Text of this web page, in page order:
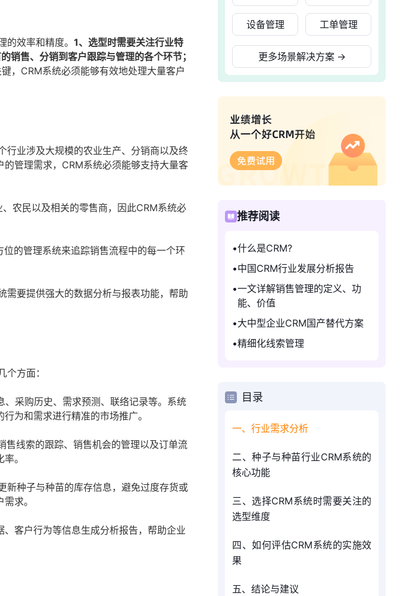
效率和精度。 1、选型时需要关注行业特
销售、分销到客户跟踪与管理的各个环节；
，CRM系统必须能够有效地处理大量客户
行业涉及大规模的农业生产、分销商以及终
管理需求，CRM系统必须能够支持大量客
农民以及相关的零售商，因此CRM系统必
的管理系统来追踪销售流程中的每一个环
需要提供强大的数据分析与报表功能，帮助
方面：
采购历史、需求预测、联络记录等。系统
为和需求进行精准的市场推广。
售线索的跟踪、销售机会的管理以及订单流
。
新种子与种苗的库存信息，避免过度存货或
求。
客户行为等信息生成分析报告，帮助企业
设备管理 工单管理
更多场景解决方案 →
推荐阅读
什么是CRM?
中国CRM行业发展分析报告
一文详解销售管理的定义、功
能、价值
大中型企业CRM国产替代方案
精细化线索管理
目录
一、行业需求分析
二、种子与种苗行业CRM系统的
核心功能
三、选择CRM系统时需要关注的
选型维度
四、如何评估CRM系统的实施效
果
五、结论与建议